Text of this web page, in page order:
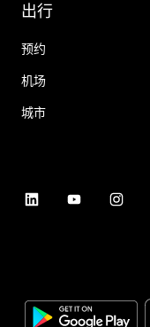
出行
预约
机场
城市